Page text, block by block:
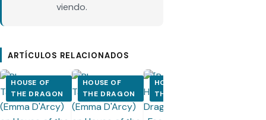
viendo.
ARTÍCULOS RELACIONADOS
HOUSE OF
THE DRAGON
HOUSE OF
THE DRAGON
HOUSE OF
THE DRAGON